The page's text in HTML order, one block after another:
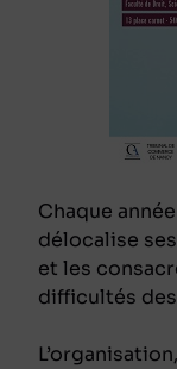
Chaque
délocalise
et les
difficultés